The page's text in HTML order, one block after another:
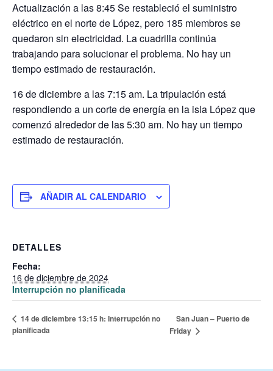
Actualización a las 8:45 Se restableció el suministro
eléctrico en el norte de López, pero 185 miembros se
quedaron sin electricidad. La cuadrilla continúa
trabajando para solucionar el problema. No hay un
tiempo estimado de restauración.
16 de diciembre a las 7:15 am. La tripulación está
respondiendo a un corte de energía en la isla López que
comenzó alrededor de las 5:30 am. No hay un tiempo
estimado de restauración.
AÑADIR AL CALENDARIO
DETALLES
Fecha:
16 de diciembre de 2024
Interrupción no planificada
14 de diciembre 13:15 h: Interrupción no
planificada
San Juan – Puerto de
Friday